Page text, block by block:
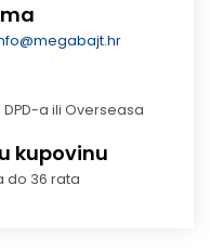
a ili Overseasa
kupovinu
do 36 rata